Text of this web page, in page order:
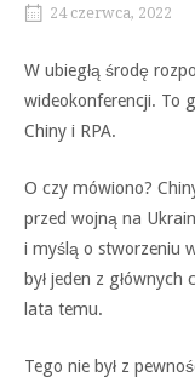
24 czerwca, 2022
W ubiegłą środę
wideokonferencji. To
Chiny i RPA.
O czy mówiono?
przed wojną na
i myślą o stworzeniu
był jeden z
lata temu.
Tego nie był z